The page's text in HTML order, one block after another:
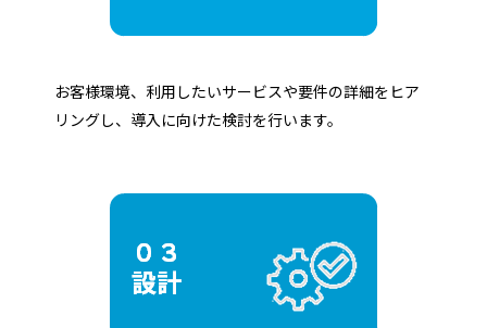
お客様環境、利用したいサービスや要件の詳細をヒア
リングし、導入に向けた検討を行います。